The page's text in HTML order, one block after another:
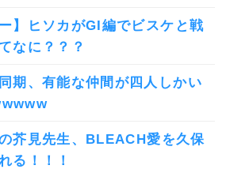
】ヒソカがGI編でビスケと戦
なに？？？
期、有能な仲間が四人しかい
芥見先生、BLEACH愛を久保
る！！！